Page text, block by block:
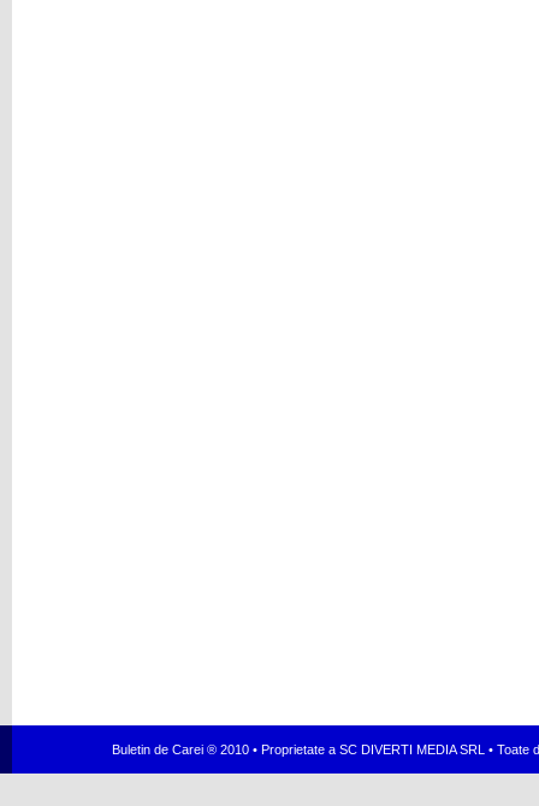
Buletin de Carei ® 2010 • Proprietate a SC DIVERTI MEDIA SRL •